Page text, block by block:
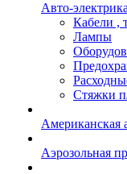
Авто-электрика
Кабели ,
Лампы
Стяжки
Американская
Аэрозольная